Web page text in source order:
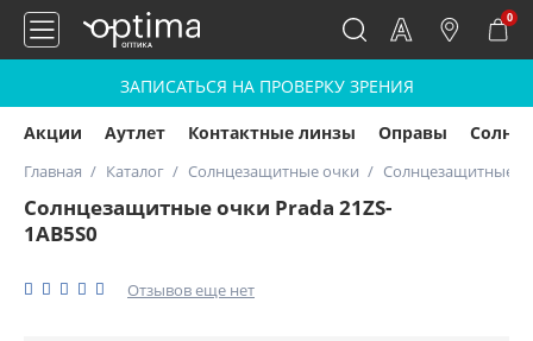
0
ЗАПИСАТЬСЯ НА ПРОВЕРКУ ЗРЕНИЯ
Акции Аутлет Контактные линзы Оправы
Главная Каталог Солнцезащитные очки Солнцезащитные
Солнцезащитные очки Prada 21ZS-
1AB5S0
Отзывов еще нет